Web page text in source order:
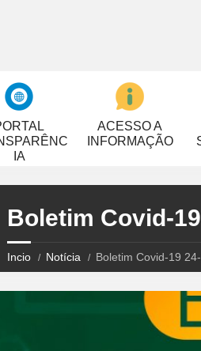
IA
ACESSO A
INFORMAÇÃO
Boletim Covid-
Incio Notícia Boletim Covid-19